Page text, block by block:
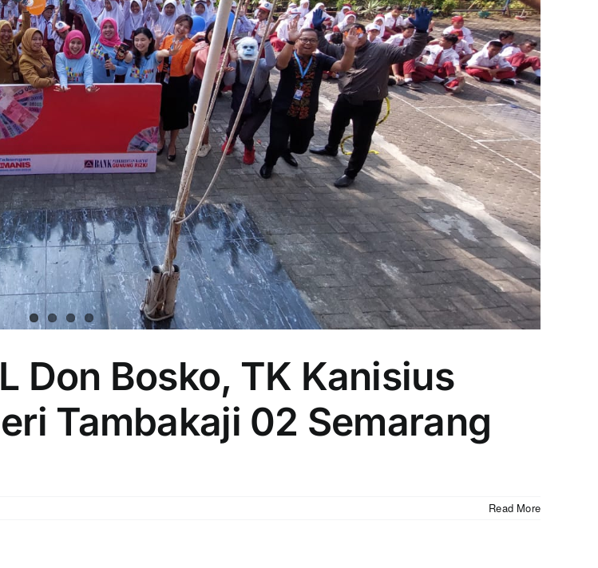
Don Bosko, TK Kanisius
Tambakaji 02 Semarang
Read More